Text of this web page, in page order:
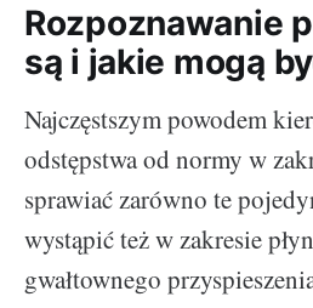
Rozpoznawanie
są i jakie mogą
Najczęstszym powodem
odstępstwa od normy w
sprawiać zarówno te
wystąpić też w zakresie
gwałtownego